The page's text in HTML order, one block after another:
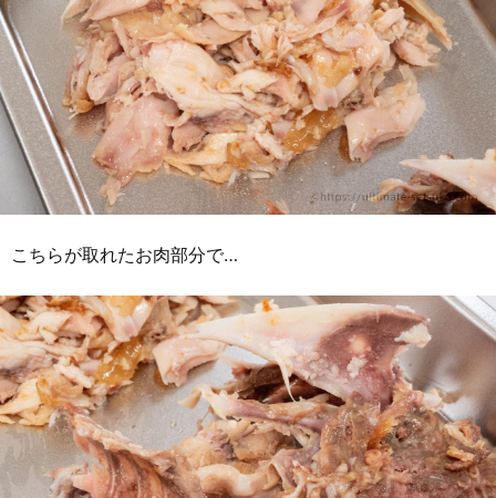
こちらが取れたお肉部分で…